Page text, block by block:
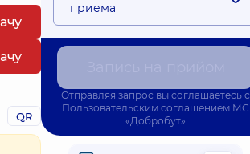
QR
приема
Отправляя запрос вы соглашаетесь с
Пользовательским соглашением МС
«Добробут»